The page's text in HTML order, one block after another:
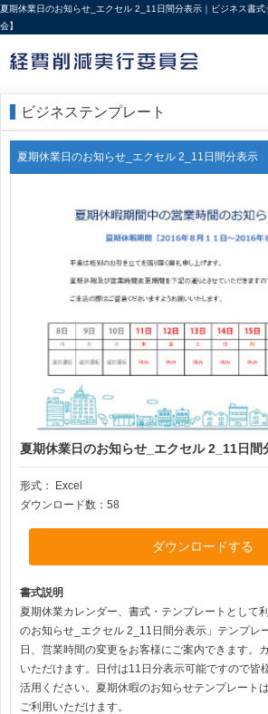
夏期休業日のお知らせ_エクセル 2_11日間分表示｜ビジネス書
会】
ビジネステンプレート
夏期休業日のお知らせ_エクセル 2_11日間分表示
夏期休業日のお知らせ_エクセル 2_11日間
形式：
Excel
ダウンロード数：58
ダウンロードする
書式説明
夏期休業カレンダー、書式・テンプレートとして
のお知らせ_エクセル 2_11日間分表示」テンプレ
日、営業時間の変更をお客様にご案内できます。
いただけます。日付は11日分表示可能ですので皆
活用ください。夏期休暇のお知らせテンプレート
ご利用いただけます。